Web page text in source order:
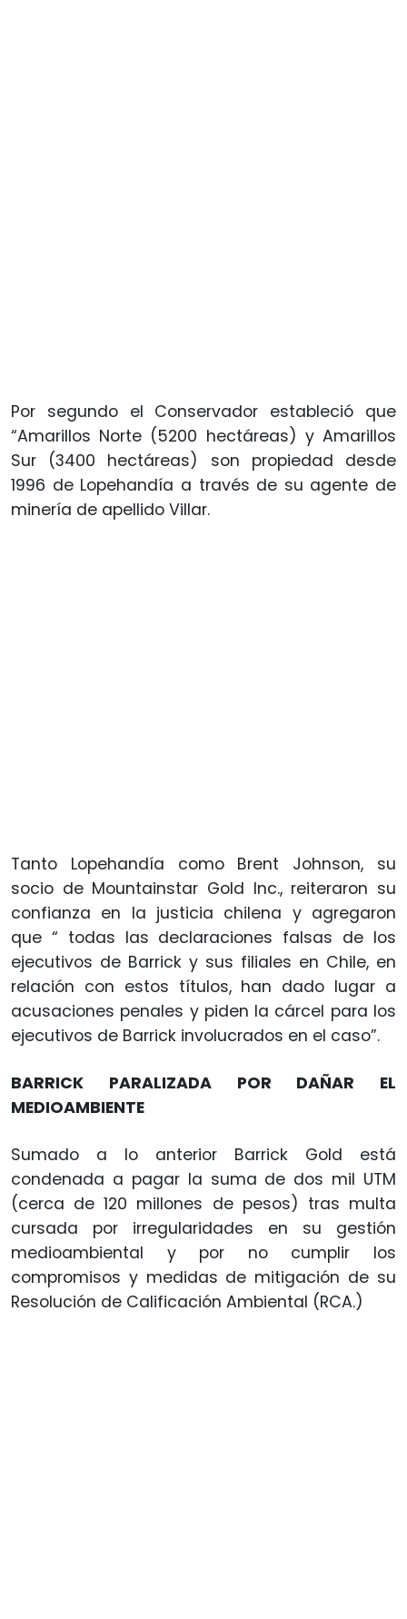
Por segundo el Conservador estableció que
“Amarillos Norte (5200 hectáreas) y Amarillos
Sur (3400 hectáreas) son propiedad desde
1996 de Lopehandía a través de su agente de
minería de apellido Villar.
Tanto Lopehandía como Brent Johnson, su
socio de Mountainstar Gold Inc., reiteraron su
confianza en la justicia chilena y agregaron
que “ todas las declaraciones falsas de los
ejecutivos de Barrick y sus filiales en Chile, en
relación con estos títulos, han dado lugar a
acusaciones penales y piden la cárcel para los
ejecutivos de Barrick involucrados en el caso”.
BARRICK PARALIZADA POR DAÑAR EL
MEDIOAMBIENTE
Sumado a lo anterior Barrick Gold está
condenada a pagar la suma de dos mil UTM
(cerca de 120 millones de pesos) tras multa
cursada por irregularidades en su gestión
medioambiental y por no cumplir los
compromisos y medidas de mitigación de su
Resolución de Calificación Ambiental (RCA.)